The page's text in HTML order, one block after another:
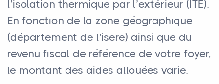
l’isolation thermique par l’extérieur (ITE).
En fonction de la zone géographique
(département de l'isere) ainsi que du
revenu fiscal de référence de votre foyer,
le montant des aides allouées varie.